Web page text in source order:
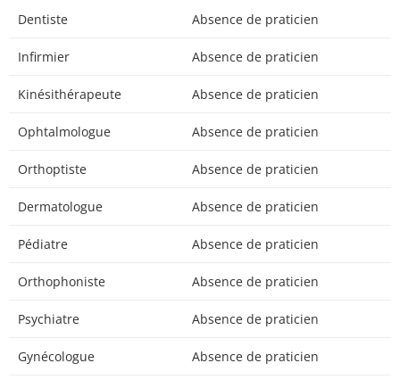
Dentiste Absence de praticien
Infirmier Absence de praticien
Kinésithérapeute Absence de praticien
Ophtalmologue Absence de praticien
Orthoptiste Absence de praticien
Dermatologue Absence de praticien
Pédiatre Absence de praticien
Orthophoniste Absence de praticien
Psychiatre Absence de praticien
Gynécologue Absence de praticien